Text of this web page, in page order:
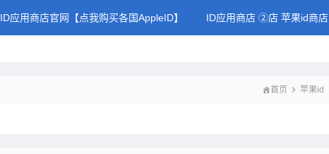
ID应用商店官网【点我购买各国AppleID】 ID应用商店 ②店 苹果id商店
首页 苹果id